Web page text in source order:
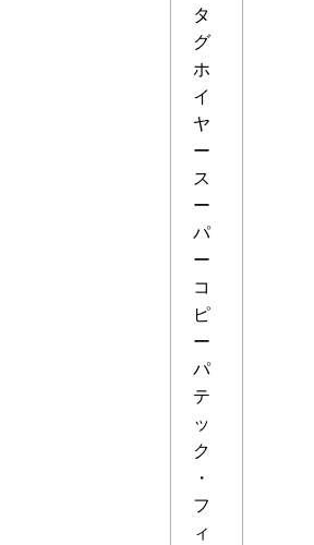
タ
グ
ホ
イ
ヤ
ー
ス
ー
パ
ー
コ
ピ
ー
パ
テ
ッ
ク
・
フ
ィ